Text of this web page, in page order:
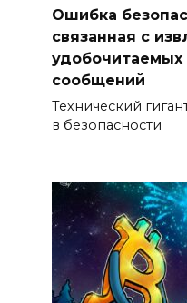
Ошибка
связанная с
удобочитаемых
сообщений
Технический
в безопасности